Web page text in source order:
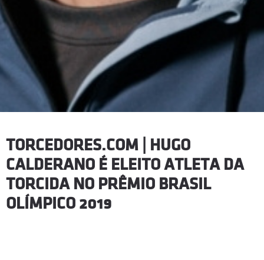
TORCEDORES.COM | HUGO
CALDERANO É ELEITO ATLETA DA
TORCIDA NO PRÊMIO BRASIL
OLÍMPICO 2019